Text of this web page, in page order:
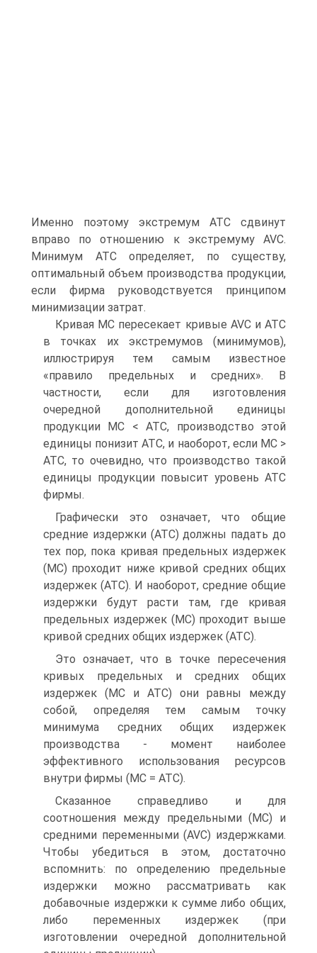
Именно поэтому экстремум АТС сдвинут
вправо по отношению к экстремуму AVC.
Минимум АТС определяет, по существу,
оптимальный объем производства продукции,
если фирма руководствуется принципом
минимизации затрат.
Кривая МС пересекает кривые AVC и АТС
в точках их экстремумов (минимумов),
иллюстрируя тем самым известное
«правило предельных и средних». В
частности, если для изготовления
очередной дополнительной единицы
продукции МС < АТС, производство этой
единицы понизит АТС, и наоборот, если МС >
АТС, то очевидно, что производство такой
единицы продукции повысит уровень АТС
фирмы.
Графически это означает, что общие
средние издержки (АТС) должны падать до
тех пор, пока кривая предельных издержек
(МС) проходит ниже кривой средних общих
издержек (АТС). И наоборот, средние общие
издержки будут расти там, где кривая
предельных издержек (МС) проходит выше
кривой средних общих издержек (АТС).
Это означает, что в точке пересечения
кривых предельных и средних общих
издержек (МС и АТС) они равны между
собой, определяя тем самым точку
минимума средних общих издержек
производства - момент наиболее
эффективного использования ресурсов
внутри фирмы (МС = АТС).
Сказанное справедливо и для
соотношения между предельными (МС) и
средними переменными (AVC) издержками.
Чтобы убедиться в этом, достаточно
вспомнить: по определению предельные
издержки можно рассматривать как
добавочные издержки к сумме либо общих,
либо переменных издержек (при
изготовлении очередной дополнительной